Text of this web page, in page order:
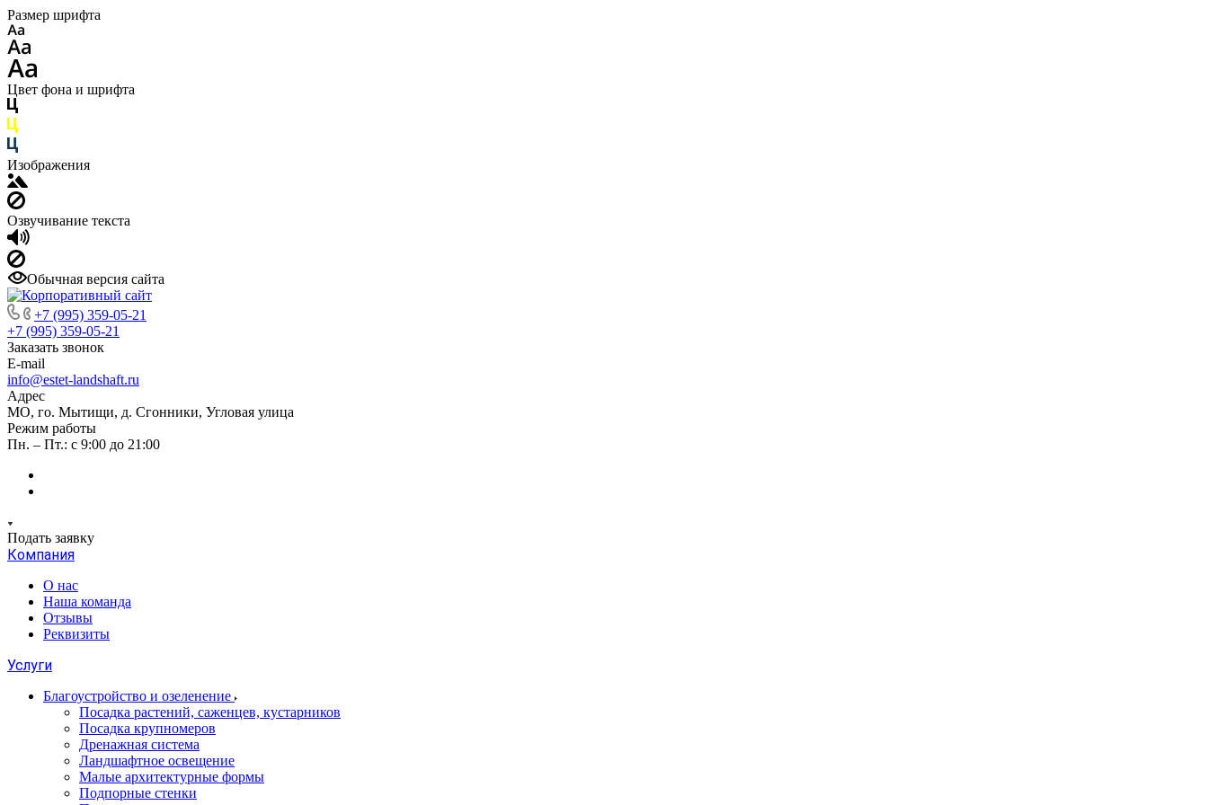
Размер шрифта
Цвет фона и шрифта
Изображения
Озвучивание текста
Обычная версия сайта
+7 (995) 359-05-21
+7 (995) 359-05-21
Заказать звонок
E-mail
info@estet-landshaft.ru
Адрес
МО, го. Мытищи, д. Сгонники, Угловая улица
Режим работы
Пн. – Пт.: с 9:00 до 21:00
Подать заявку
Компания
О нас
Наша команда
Отзывы
Реквизиты
Услуги
Благоустройство и озеленение
Посадка растений, саженцев, кустарников
Посадка крупномеров
Дренажная система
Ландшафтное освещение
Малые архитектурные формы
Подпорные стенки